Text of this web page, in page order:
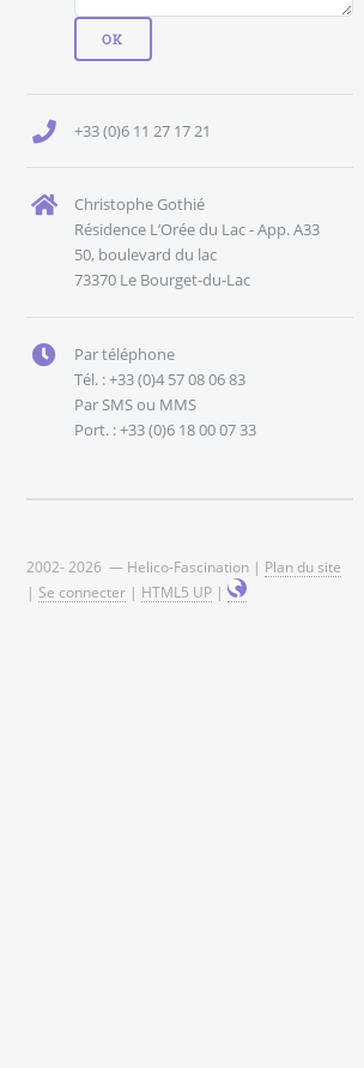
+33 (0)6 11 27 17 21
Christophe Gothié
Résidence L’Orée du Lac - App. A33
50, boulevard du lac
73370 Le Bourget-du-Lac
Par téléphone
Tél. : +33 (0)4 57 08 06 83
Par SMS ou MMS
Port. : +33 (0)6 18 00 07 33
2002- 2026 — Helico-Fascination | Plan du site
| Se connecter | HTML5 UP |